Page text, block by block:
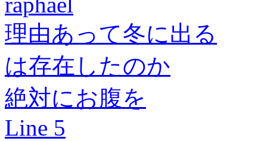
理由あって冬に出る
は存在したのか
絶対にお腹を
Line 5